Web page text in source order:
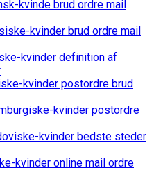
kvinde brud ordre mail
kvinder brud ordre mail
kvinder definition af
kvinder postordre brud
kvinder postordre
kvinder bedste steder
kvinder online mail ordre